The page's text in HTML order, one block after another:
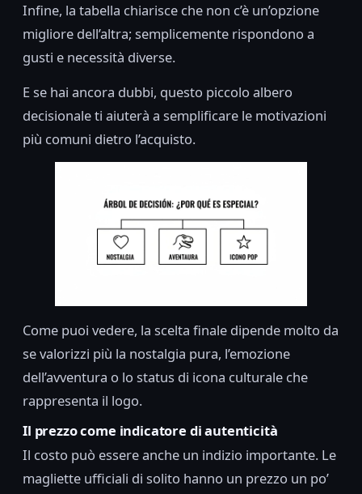
Infine, la tabella chiarisce che non c’è un’opzione
migliore dell’altra; semplicemente rispondono a
gusti e necessità diverse.
E se hai ancora dubbi, questo piccolo albero
decisionale ti aiuterà a semplificare le motivazioni
più comuni dietro l’acquisto.
Come puoi vedere, la scelta finale dipende molto da
se valorizzi più la nostalgia pura, l’emozione
dell’avventura o lo status di icona culturale che
rappresenta il logo.
Il prezzo come indicatore di autenticità
Il costo può essere anche un indizio importante. Le
magliette ufficiali di solito hanno un prezzo un po’